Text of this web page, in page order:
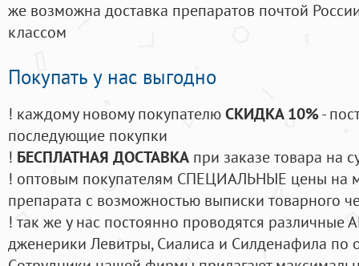
же возможна доставка препаратов почтой
классом
Покупать у нас выгодно
! каждому новому покупателюСКИДКА 10%-
последующие покупки
! БЕСПЛАТНАЯ ДОСТАВКА при заказе товара на
! оптовым покупателям СПЕЦИАЛЬНЫЕ цены на
препарата с возможностью выписки товарного
! так же у нас постоянно проводятся
дженерики Левитры, Сиалиса и Силденафила по